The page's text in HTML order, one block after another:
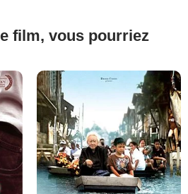
film, vous pourriez